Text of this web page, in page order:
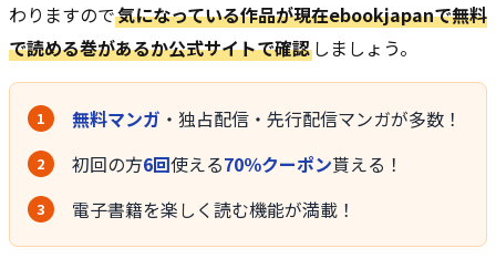
わりますので気になっている作品が現在ebookjapanで無料
で読める巻があるか公式サイトで確認 しましょう。
無料マンガ ・独占配信・先行配信マンガが多数！
初回の方6回使える70％クーポン貰える！
電子書籍を楽しく読む機能が満載！